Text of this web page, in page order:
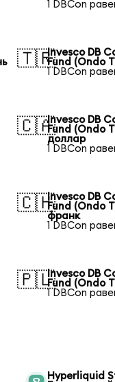
1 DBCon
🇹🇷Invesco DB
Fund (Ondo
1 DBCon
🇨🇦Invesco DB
Fund (Ondo
доллар
1 DBCon
🇨🇭Invesco DB
Fund (Ondo
франк
1 DBCon
🇵🇱Invesco DB
Fund (Ondo
1 DBCon
Hyperliquid